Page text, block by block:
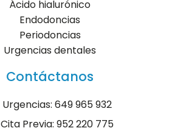
Ácido hialurónico
Endodoncias
Periodoncias
Urgencias dentales
Contáctanos
Urgencias: 649 965 932
Cita Previa: 952 220 775